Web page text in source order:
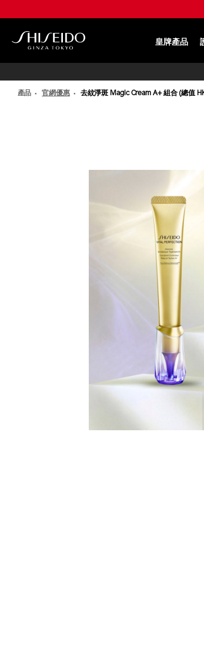
至
※
皇牌產品
產品 官網優惠 去紋淨斑 Magic Cream A+ 組合 (總值